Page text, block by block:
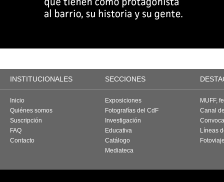
INSTITUCIONALES SECCIONES
Inicio
Quiénes somos
Suscripción
FAQ
Contacto
Exposiciones
Fotografías del CdF
Investigación
Educativa
Catálogo
Mediateca
MUFF,
Canal
Líneas